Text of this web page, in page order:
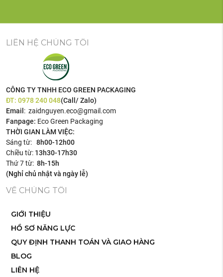
LIÊN HỆ CHÚNG TÔI
CÔNG TY TNHH ECO GREEN PACKAGING
ĐT:0978 240 048(Call/ Zalo)
Email : zaidnguyen.eco@gmail.com
Fanpage: Eco Green Packaging
THỜI GIAN LÀM VIỆC:
Sáng từ:8h00-12h00
Chiều từ: 13h30-17h30
Thứ 7 từ:8h-15h
(Nghỉ chủ nhật và ngày lễ)
VỀ CHÚNG TÔI
GIỚI THIỆU
HỒ SƠ NĂNG LỰC
QUY ĐỊNH THANH TOÁN VÀ GIAO HÀNG
BLOG
LIÊN HỆ